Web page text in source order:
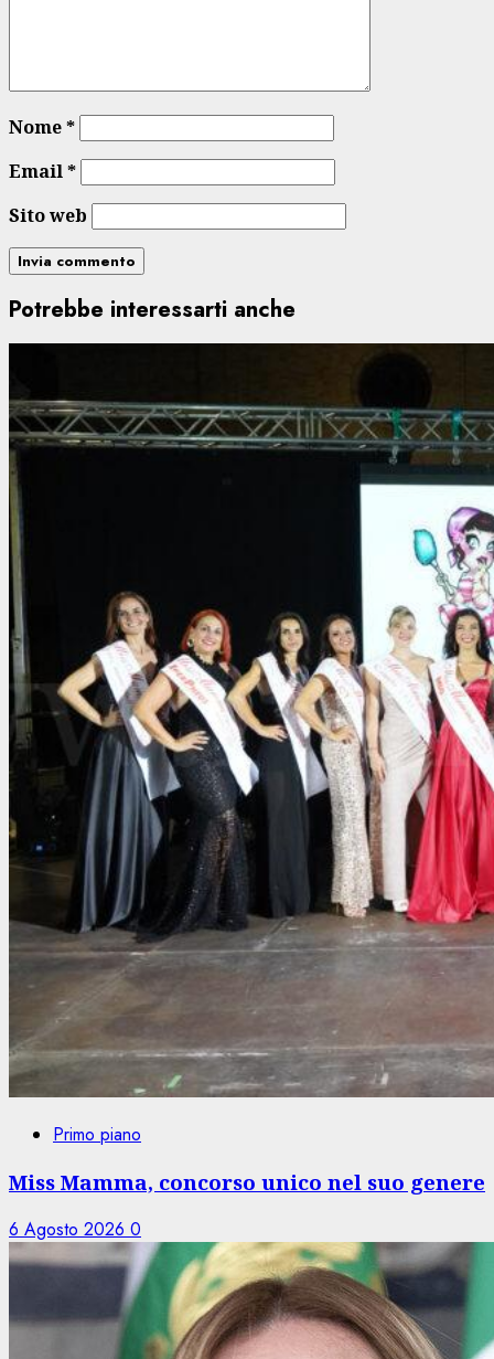
Nome*
Email*
Sito web
Potrebbe interessarti anche
Primo piano
Miss Mamma, concorso unico nel suo genere
6 Agosto 2026 0